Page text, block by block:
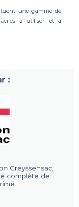
une gamme de
à utiliser et à
:
Creyssensac,
complète de